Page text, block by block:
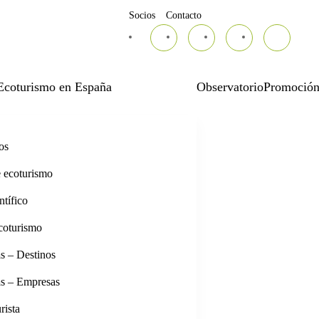
Socios Contacto
en España
ecoturismo
– Destinos
– Empresas
ObservatorioPromoción